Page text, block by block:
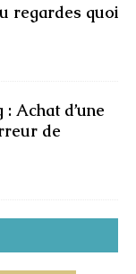
regardes quoi
: Achat d’une
de